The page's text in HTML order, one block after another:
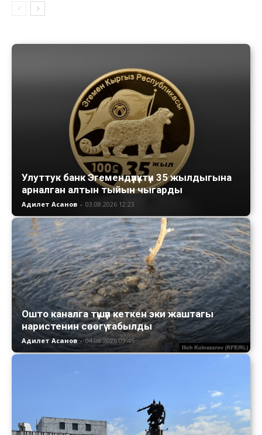
Улуттук банк Эгемендүүлүктүн 35 жылдыгына
арналган алтын тыйын чыгарды
Адилет Асанов - 03.08.2026 12:23
Ошто каналга түшүп кеткен эки жаштагы
наристенин сөөгү табылды
Адилет Асанов - 04.08.2026 09:45